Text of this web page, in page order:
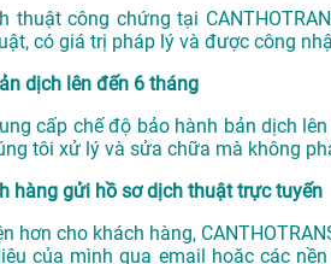
thuật công chứng tại
có giá trị pháp lý và được công
dịch lên đến 6 tháng
cấp chế độ bảo hành bản dịch
tôi xử lý và sửa chữa mà không
hàng gửi hồ sơ dịch thuật trực tuyến
hơn cho khách hàng,
của mình qua email hoặc các